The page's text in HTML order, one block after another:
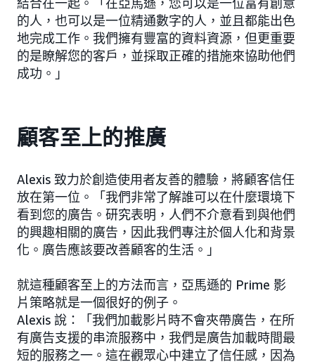
的人，也可以是一位精通數字的人，並且都能出色
地完成工作。我們擁有豐富的資料資源，但更重要
的是瞭解您的客戶，並採取正確的措施來協助他們
成功。」
顧客至上的推廣
Alexis 致力於創造使用者友善的體驗，將顧客信任
放在第一位。「我們非常了解誰可以在什麼環境下
看到您的廣告。研究表明，人們不介意看到與他們
的興趣相關的廣告，因此我們專注於個人化和背景
化。廣告應該要改善顧客的生活。」
就這種顧客至上的方法而言，亞馬遜的 Prime 影
片策略就是一個很好的例子。
Alexis 說：「我們加載影片時不會夾帶廣告，在所
有廣告支援的串流服務中，我們是廣告加載時間最
短的服務之一。這在觀眾心中建立了信任感，因為